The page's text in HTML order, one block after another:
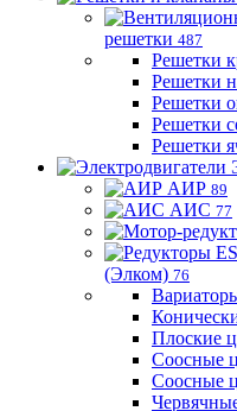
решетки 487
Решетки
Решетки
Решетки
Решетки
Решетки
АИР 89
АИС 77
(Элком) 76
Плоские
Соосные
Соосные